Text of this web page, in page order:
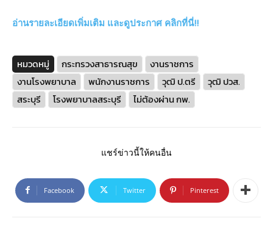
อ่านรายละเอียดเพิ่มเติม และดูประกาศ คลิกที่นี่!!
หมวดหมู่ กระทรวงสาธารณสุข
งานราชการ
งานโรงพยาบาล
พนักงานราชการ วุฒิ ป.ตรี
วุฒิ ปวส.
สระบุรี
โรงพยาบาลสระบุรี ไม่ต้องผ่าน กพ.
แชร์ข่าวนี้ให้คนอื่น
Facebook Twitter Pinterest